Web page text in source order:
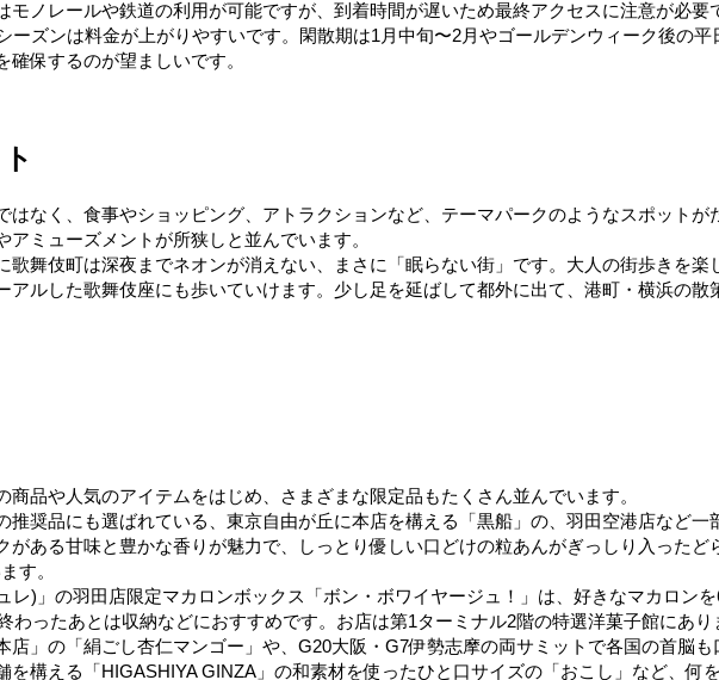
モノレールや鉄道の利用が可能ですが、到着時間が遅いため最終アクセスに注意が必
ーズンは料金が上がりやすいです。閑散期は1月中旬〜2月やゴールデンウィーク後の
保するのが望ましいです。
なく、食事やショッピング、アトラクションなど、テーマパークのようなスポットが
ミューズメントが所狭しと並んでいます。
舞伎町は深夜までネオンが消えない、まさに「眠らない​街」です。大人の街歩きを楽
アルした歌舞伎座にも歩いていけます。少し足を延ばして都外に出て、港町・横浜の
品や人気のアイテムをはじめ、さまざまな限定品もたくさん並んでいます。
推奨品にも選ばれている、東京自由が丘に本店を構える「黒船」の、羽田空港店など一
がある甘味と豊かな香りが魅力で、しっとり優しい口どけの粒あんがぎっしり入ったど
す。
レ)」の羽田店限定マカロンボックス「ボン・ボワイヤージュ！」は、好きなマカロン
ったあとは収納などにおすすめです。お店は第1ターミナル2階の特選洋菓子館にあり
」の「絹ごし杏仁マンゴー」や、G20大阪・G7伊勢志摩の両サミットで各国の首脳
を構える「HIGASHIYA GINZA」の和素材を使ったひと口サイズの「おこし」など、何